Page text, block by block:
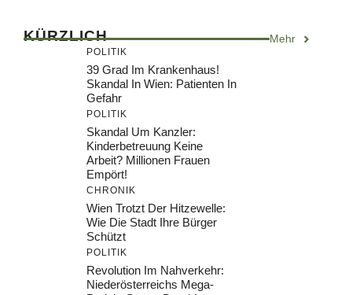
KÜRZLICH Mehr
POLITIK
39 Grad Im Krankenhaus!
Skandal In Wien: Patienten In
Gefahr
POLITIK
Skandal Um Kanzler:
Kinderbetreuung Keine
Arbeit? Millionen Frauen
Empört!
CHRONIK
Wien Trotzt Der Hitzewelle:
Wie Die Stadt Ihre Bürger
Schützt
POLITIK
Revolution Im Nahverkehr:
Niederösterreichs Mega-